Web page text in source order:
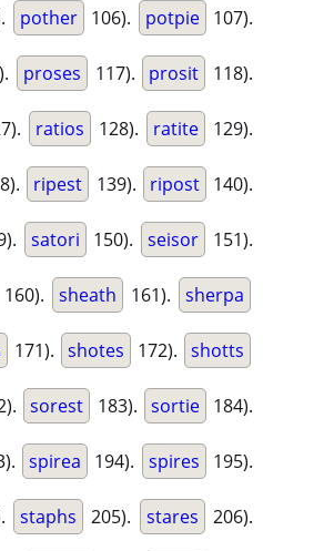
pother 106). potpie 107).
proses 117). prosit 118).
ratios 128). ratite 129).
ripest 139). ripost 140).
satori 150). seisor 151).
160). sheath 161). sherpa
171). shotes 172). shotts
sorest 183). sortie 184).
spirea 194). spires 195).
staphs 205). stares 206).